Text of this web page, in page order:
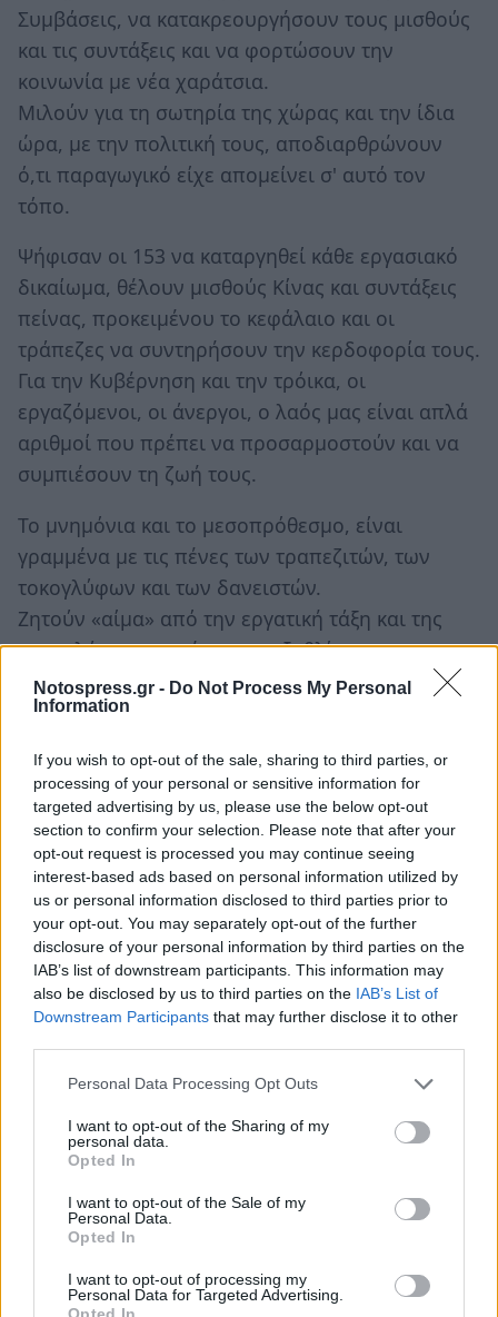
Notospress.gr - Do Not Process My Personal
Information
If you wish to opt-out of the sale, sharing to third parties, or
processing of your personal or sensitive information for
targeted advertising by us, please use the below opt-out
section to confirm your selection. Please note that after your
opt-out request is processed you may continue seeing
interest-based ads based on personal information utilized by
us or personal information disclosed to third parties prior to
your opt-out. You may separately opt-out of the further
disclosure of your personal information by third parties on the
IAB’s list of downstream participants. This information may
also be disclosed by us to third parties on the IAB’s List of
Downstream Participants that may further disclose it to other
Personal Data Processing Opt Outs
I want to opt-out of the Sharing of my
personal data.
Opted In
I want to opt-out of the Sale of my
Personal Data.
Opted In
I want to opt-out of processing my
Personal Data for Targeted Advertising.
Opted In
Συμβάσεις, να κατακρεουργήσουν τους μισθούς
και τις συντάξεις και να φορτώσουν την
κοινωνία με νέα χαράτσια.
Μιλούν για τη σωτηρία της χώρας και την ίδια
ώρα, με την πολιτική τους, αποδιαρθρώνουν
ό,τι παραγωγικό είχε απομείνει σ' αυτό τον
τόπο.
Ψήφισαν οι 153 να καταργηθεί κάθε εργασιακό
δικαίωμα, θέλουν μισθούς Κίνας και συντάξεις
πείνας, προκειμένου το κεφάλαιο και οι
τράπεζες να συντηρήσουν την κερδοφορία τους.
Για την Κυβέρνηση και την τρόικα, οι
εργαζόμενοι, οι άνεργοι, ο λαός μας είναι απλά
αριθμοί που πρέπει να προσαρμοστούν και να
συμπιέσουν τη ζωή τους.
Το μνημόνια και το μεσοπρόθεσμο, είναι
γραμμένα με τις πένες των τραπεζιτών, των
τοκογλύφων και των δανειστών.
Ζητούν «αίμα» από την εργατική τάξη και της
επιφυλάσσουν φτώχια και εξαθλίωση.
Δεν μέτρησαν όμως καλά αυτό τον λαό και τους
εργαζόμενους. Αν σήμερα δεν μπορούν να
τις αποδοκιμασίες και τα «κύματα» των
αγανακτισμένων πολιτών, αύριο θα
συνωστίζονται στα ελικόπτερα για να
διασωθούν απ' τη λαϊκή οργή.
Και αυτή η μέρα πλησιάζει!!! Ήδη άρχισε η
αντίστροφη μέτρηση.
Αυτό το τεράστιο ποτάμι που πλημμύρισε όλες
τις πόλεις της χώρας, είναι σημάδι ότι τα ρυάκια
και οι χείμαρροι που δημιουργήθηκαν από τους
αγώνες την προηγούμενη περίοδο μαζεύονται
σαρώσει τις πολιτικές της Κυβέρνησης και της
τρόικας.
Έντρομη η Κυβέρνηση βλέπει ότι κλυδωνίζεται
και προσφεύγει σε αντιδημοκρατικά μέτρα και
εποχές.